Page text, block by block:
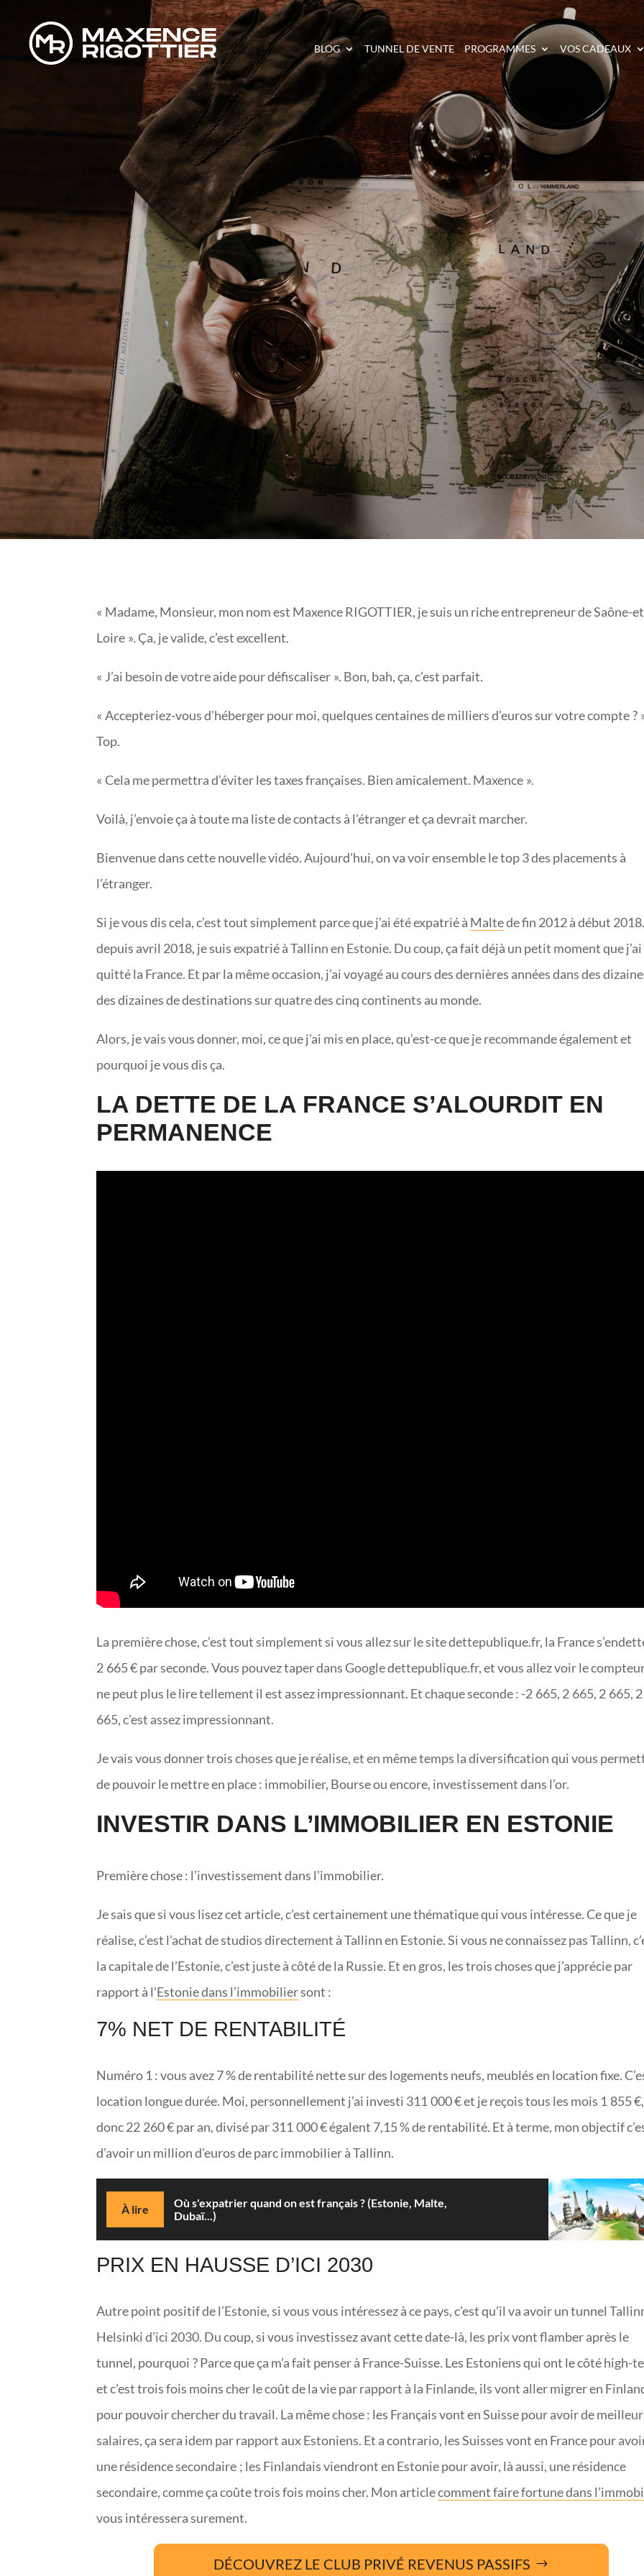
BLOG TUNNEL DE VENTE PROGRAMMES VOS CADEAUX
TOP 3 DES ENDROITS POUR
ARGENT À
« Madame, Monsieur, mon nom est Maxence RIGOTTIER, je suis un riche entrepreneur de Saône-
Loire ». Ça, je valide, c’est excellent.
« J’ai besoin de votre aide pour défiscaliser ». Bon, bah, ça, c’est parfait.
« Accepteriez-vous d’héberger pour moi, quelques centaines de milliers d’euros sur votre compte ?
Top.
« Cela me permettra d’éviter les taxes françaises. Bien amicalement. Maxence ».
Voilà, j’envoie ça à toute ma liste de contacts à l’étranger et ça devrait marcher.
Bienvenue dans cette nouvelle vidéo. Aujourd’hui, on va voir ensemble le top 3 des placements à
l’étranger.
Si je vous dis cela, c’est tout simplement parce que j’ai été expatrié à Maltede fin 2012 à début
depuis avril 2018, je suis expatrié à Tallinn en Estonie. Du coup, ça fait déjà un petit moment que j’ai
quitté la France. Et par la même occasion, j’ai voyagé au cours des dernières années dans des
des dizaines de destinations sur quatre des cinq continents au monde.
Alors, je vais vous donner, moi, ce que j’ai mis en place, qu’est-ce que je recommande également et
pourquoi je vous dis ça.
LA DETTE DE LA FRANCE S’ALOURDIT EN
PERMANENCE
La première chose, c’est tout simplement si vous allez sur le site dettepublique.fr, la France
2 665 € par seconde. Vous pouvez taper dans Google dettepublique.fr, et vous allez voir le
ne peut plus le lire tellement il est assez impressionnant. Et chaque seconde : -2 665, 2 665, 2 665,
665, c’est assez impressionnant.
Je vais vous donner trois choses que je réalise, et en même temps la diversification qui vous
de pouvoir le mettre en place : immobilier, Bourse ou encore, investissement dans l’or.
INVESTIR DANS L’IMMOBILIER EN ESTONIE
Première chose : l’investissement dans l’immobilier.
Je sais que si vous lisez cet article, c’est certainement une thématique qui vous intéresse. Ce que je
réalise, c’est l’achat de studios directement à Tallinn en Estonie. Si vous ne connaissez pas Tallinn,
la capitale de l’Estonie, c’est juste à côté de la Russie. Et en gros, les trois choses que j’apprécie par
rapport à l’Estonie dans l’immobiliersont :
7% NET DE RENTABILITÉ
Numéro 1 : vous avez 7 % de rentabilité nette sur des logements neufs, meublés en location fixe.
location longue durée. Moi, personnellement j’ai investi 311 000 € et je reçois tous les mois 1 855 €,
donc 22 260 € par an, divisé par 311 000 € égalent 7,15 % de rentabilité. Et à terme, mon objectif
d’avoir un million d’euros de parc immobilier à Tallinn.
À lire
Où s'expatrier quand on est français ? (Estonie, Malte,
Dubaï...)
PRIX EN HAUSSE D’ICI 2030
Autre point positif de l’Estonie, si vous vous intéressez à ce pays, c’est qu’il va avoir un tunnel
Helsinki d’ici 2030. Du coup, si vous investissez avant cette date-là, les prix vont flamber après le
tunnel, pourquoi ? Parce que ça m’a fait penser à France-Suisse. Les Estoniens qui ont le côté high-
et c’est trois fois moins cher le coût de la vie par rapport à la Finlande, ils vont aller migrer en
pour pouvoir chercher du travail. La même chose : les Français vont en Suisse pour avoir de
salaires, ça sera idem par rapport aux Estoniens. Et a contrario, les Suisses vont en France pour
une résidence secondaire ; les Finlandais viendront en Estonie pour avoir, là aussi, une résidence
secondaire, comme ça coûte trois fois moins cher. Mon articlecomment faire fortune dans
vous intéressera surement.
DÉCOUVREZ LE CLUB PRIVÉ REVENUS PASSIFS